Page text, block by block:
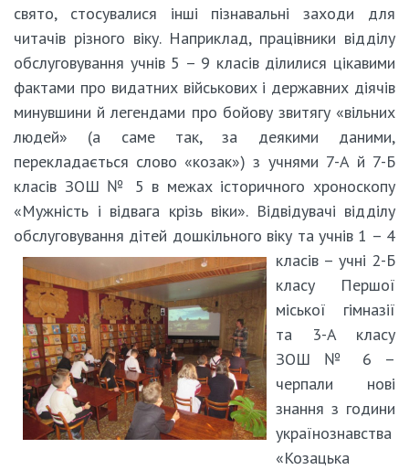
свято, стосувалися інші пізнавальні заходи для
читачів різного віку. Наприклад, працівники відділу
обслуговування учнів 5 – 9 класів ділилися цікавими
фактами про видатних військових і державних діячів
минувшини й легендами про бойову звитягу «вільних
людей» (а саме так, за деякими даними,
перекладається слово «козак») з учнями 7-А й 7-Б
класів ЗОШ № 5 в межах історичного хроноскопу
«Мужність і відвага крізь віки». Відвідувачі відділу
обслуговування дітей дошкільного віку та учнів 1 – 4
класів – учні 2-Б
класу Першої
міської гімназії
та 3-А класу
ЗОШ № 6 –
черпали нові
знання з години
українознавства
«Козацька